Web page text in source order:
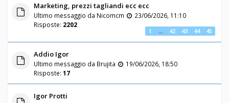
Marketing, prezzi tagliandi ecc ecc
Ultimo messaggio da Nicomcm
23/06/2026, 11:10
Risposte: 2202
1 42 43 44 45
Addio Igor
Ultimo messaggio da Brujita
19/06/2026, 18:50
Risposte: 17
Igor Protti